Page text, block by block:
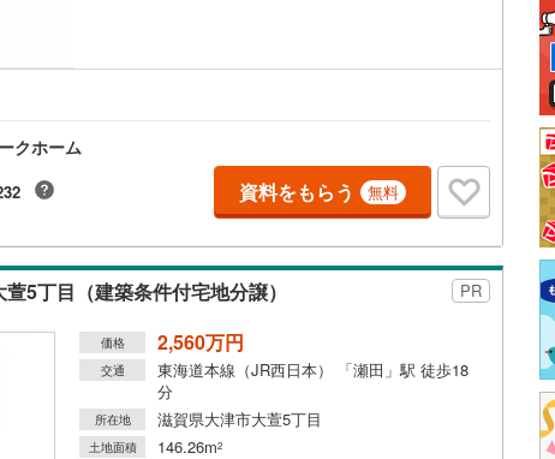
クホーム
資料をもらう 無料
5丁目（建築条件付宅地分譲） PR
価格 2,560万円
交通
東海道本線（JR西日本） 「瀬田」駅 徒歩18
分
所在地 滋賀県大津市大萱5丁目
土地面積 146.26m2